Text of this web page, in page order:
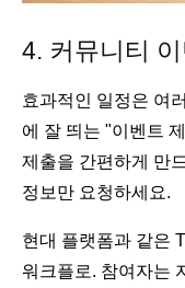
4. 커뮤니티
효과적인 일정은 여
에 잘 띄는 "이벤트
제출을 간편하게 만
정보만 요청하세요.
현대 플랫폼과 같은
워크플로. 참여자는